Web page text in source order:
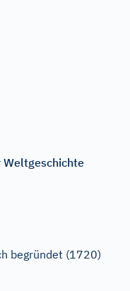
Weltgeschichte
begründet (1720)